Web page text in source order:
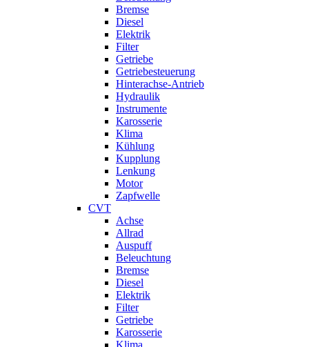
Bremse
Diesel
Elektrik
Filter
Getriebe
Getriebesteuerung
Hinterachse-Antrieb
Hydraulik
Instrumente
Karosserie
Klima
Kühlung
Kupplung
Lenkung
Motor
Zapfwelle
CVT
Achse
Allrad
Auspuff
Beleuchtung
Bremse
Diesel
Elektrik
Filter
Getriebe
Karosserie
Klima